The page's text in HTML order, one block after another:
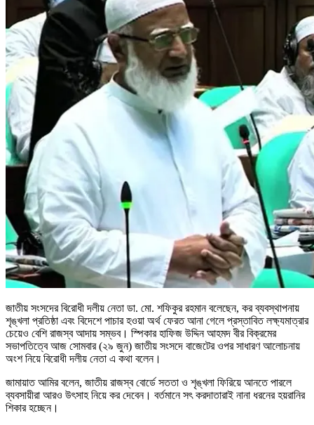
জাতীয় সংসদের বিরোধী দলীয় নেতা ডা. মো. শফিকুর রহমান বলেছেন, কর ব্যবস্থাপনায়
শৃঙ্খলা প্রতিষ্ঠা এবং বিদেশে পাচার হওয়া অর্থ ফেরত আনা গেলে প্রস্তাবিত লক্ষ্যমাত্রার
চেয়েও বেশি রাজস্ব আদায় সম্ভব। স্পিকার হাফিজ উদ্দিন আহমদ বীর বিক্রমের
সভাপতিত্বে আজ সোমবার (২৯ জুন) জাতীয় সংসদে বাজেটের ওপর সাধারণ আলোচনায়
অংশ নিয়ে বিরোধী দলীয় নেতা এ কথা বলেন।
জামায়াত আমির বলেন, জাতীয় রাজস্ব বোর্ডে সততা ও শৃঙ্খলা ফিরিয়ে আনতে পারলে
ব্যবসায়ীরা আরও উৎসাহ নিয়ে কর দেবেন। বর্তমানে সৎ করদাতারাই নানা ধরনের হয়রানির
শিকার হচ্ছেন।